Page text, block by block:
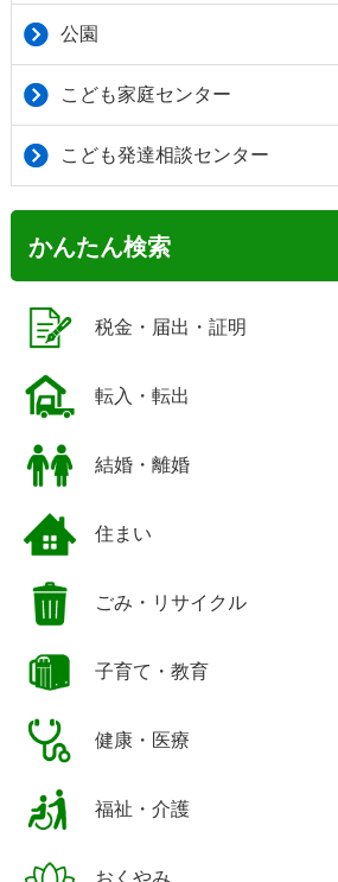
公園
こども家庭センター
こども発達相談センター
かんたん検索
税金・届出・証明
転入・転出
結婚・離婚
住まい
ごみ・リサイクル
子育て・教育
健康・医療
福祉・介護